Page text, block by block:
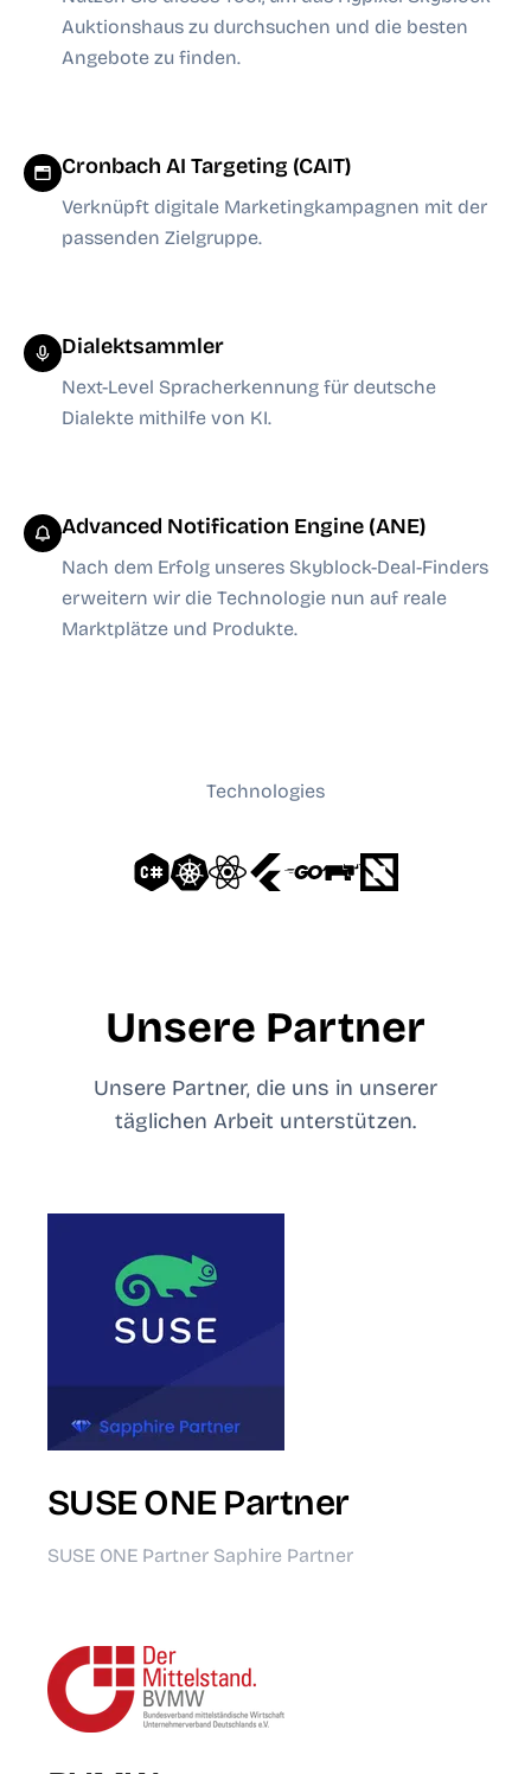
Auktionshaus zu durchsuchen und die besten
Angebote zu finden.
Cronbach AI Targeting (CAIT)
Verknüpft digitale Marketingkampagnen mit der
passenden Zielgruppe.
Dialektsammler
Next-Level Spracherkennung für deutsche
Dialekte mithilfe von KI.
Advanced Notification Engine (ANE)
Nach dem Erfolg unseres Skyblock-Deal-Finders
erweitern wir die Technologie nun auf reale
Marktplätze und Produkte.
Technologies
Unsere Partner
Unsere Partner, die uns in unserer
täglichen Arbeit unterstützen.
SUSE ONE Partner
SUSE ONE Partner Saphire Partner